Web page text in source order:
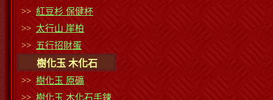
>> 紅豆杉 保健杯
>> 太行山 崖柏
>> 五行招財蛋
樹化玉 木化石
>> 樹化玉 原礦
>> 樹化玉 木化石手鍊